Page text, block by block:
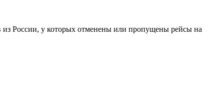
России, у которых отменены или пропущены рейсы на